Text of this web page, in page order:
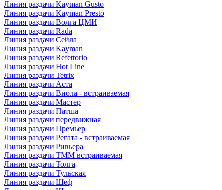
Линия раздачи Kayman Gusto
Линия раздачи Kayman Presto
Линия раздачи Волга ЦМИ
Линия раздачи Rada
Линия раздачи Сейла
Линия раздачи Kayman
Линия раздачи Refettorio
Линия раздачи Hot Line
Линия раздачи Tetrix
Линия раздачи Аста
Линия раздачи Виола - встраиваемая
Линия раздачи Мастер
Линия раздачи Патша
Линия раздачи передвижная
Линия раздачи Премьер
Линия раздачи Регата - встраиваемая
Линия раздачи Ривьера
Линия раздачи ТММ встраиваемая
Линия раздачи Толга
Линия раздачи Тульская
Линия раздачи Шеф